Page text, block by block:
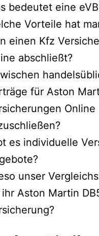
bedeutet eine
Vorteile hat
einen Kfz
abschließt?
für Aston
Online
es individuelle
unser
Aston Martin